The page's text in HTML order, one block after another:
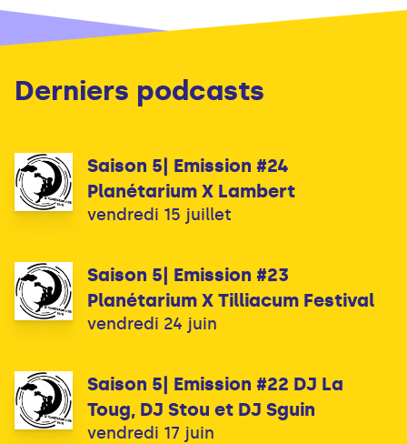
Derniers podcasts
Saison 5| Emission #24
Planétarium X Lambert
vendredi 15 juillet
Saison 5| Emission #23
Planétarium X Tilliacum Festival
vendredi 24 juin
Saison 5| Emission #22 DJ La
Toug, DJ Stou et DJ Sguin
vendredi 17 juin